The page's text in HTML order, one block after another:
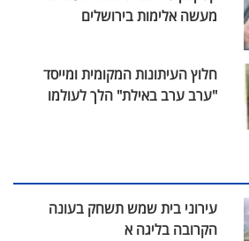
מעשה אלימות בירושלים
חלוץ העיתונות המקומית ומייסד
"ערב ערב באילת" הלך לעולמו
עירוני בית שמש תשחק בעונה
הקרובה בליגה א